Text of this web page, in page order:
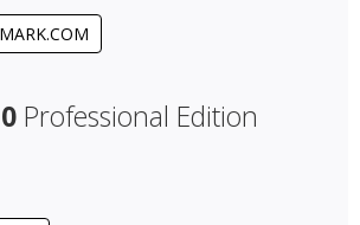
Professional Edition